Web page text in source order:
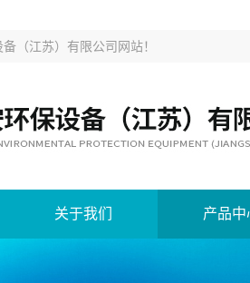
备（江苏）有限公司网站！
关于我们 产品中